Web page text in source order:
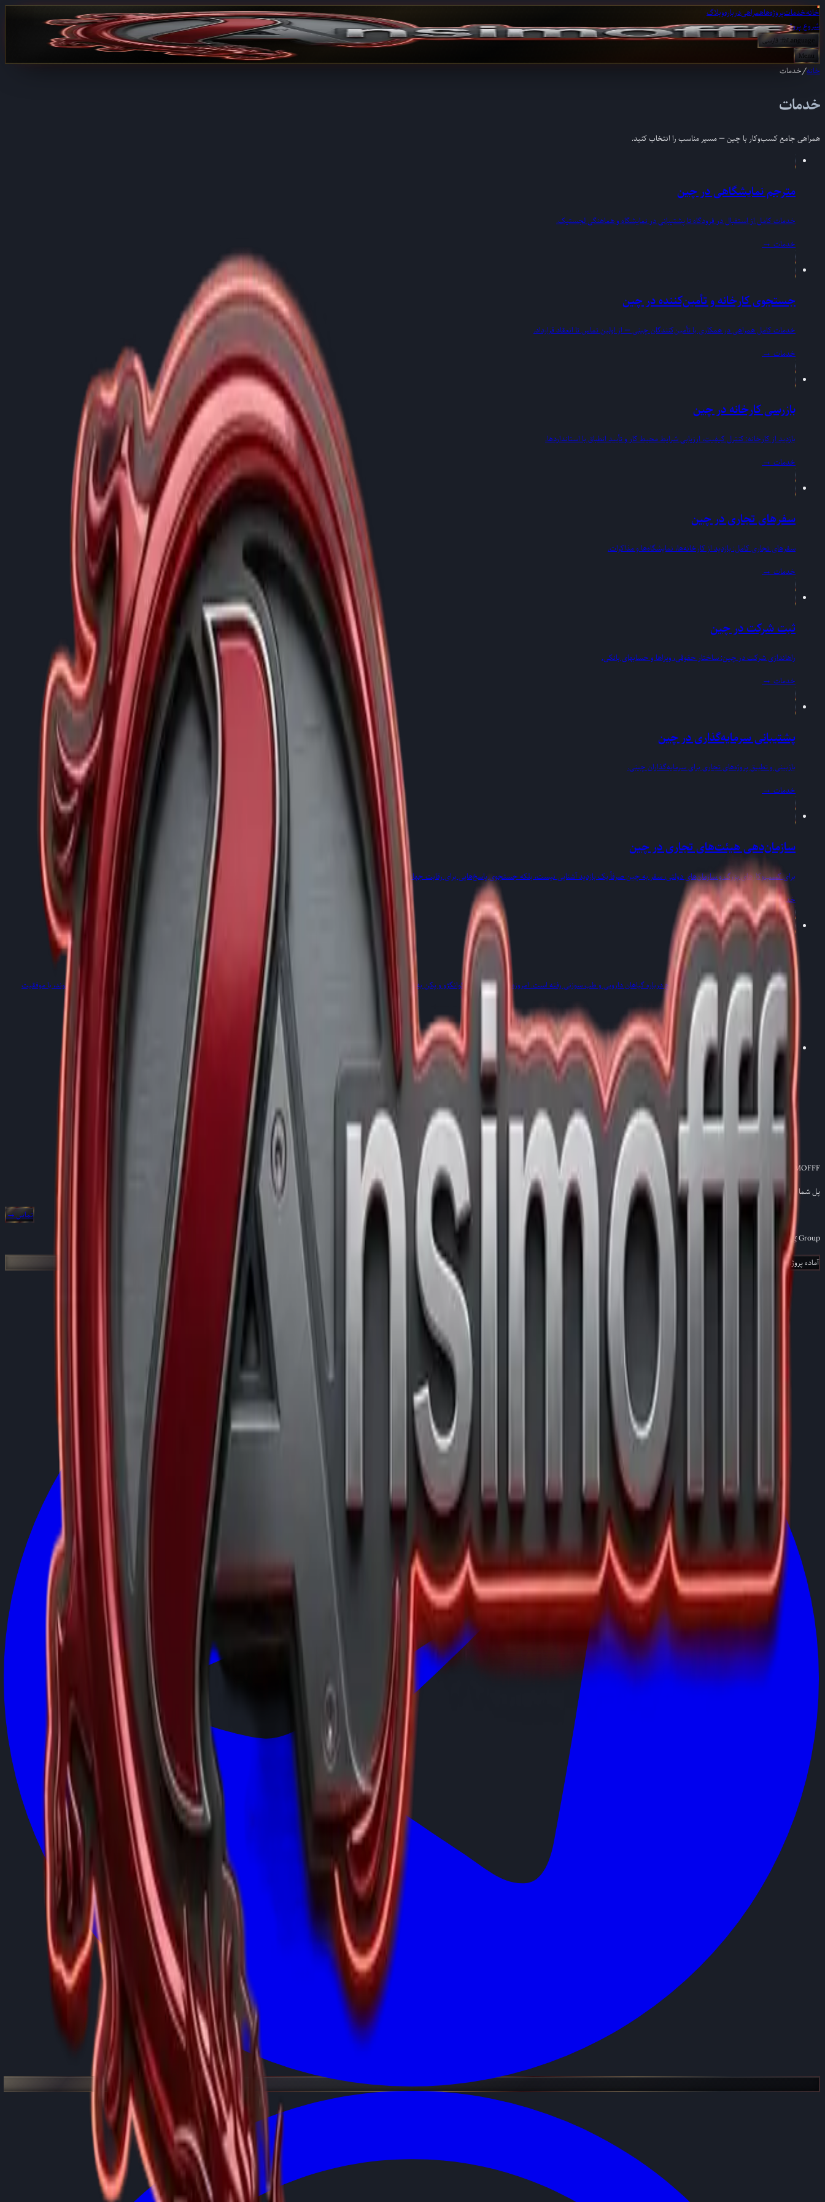
خانهخدماتپروژه‌هاهمراهیدربارهوبلاگ
شروع پروژه
faLanguage:
فارسی
Menu
خانه/خدمات
خدمات
همراهی جامع کسب‌وکار با چین — مسیر مناسب را انتخاب کنید.
مترجم نمایشگاهی در چین
خدمات کامل از استقبال در فرودگاه تا پشتیبانی در نمایشگاه و هماهنگی لجستیک.
خدمات→
جستجوی کارخانه و تأمین‌کننده در چین
خدمات کامل همراهی در همکاری با تأمین‌کنندگان چینی — از اولین تماس تا انعقاد قرارداد.
خدمات→
بازرسی کارخانه در چین
بازدید از کارخانه: کنترل کیفیت، ارزیابی شرایط محیط کار و تأیید انطباق با استانداردها.
خدمات→
سفرهای تجاری در چین
سفرهای تجاری کامل: بازدید از کارخانه‌ها، نمایشگاه‌ها و مذاکرات.
خدمات→
ثبت شرکت در چین
راهاندازی شرکت در چین: ساختار حقوقی، ویزاها و حسابهای بانکی.
خدمات→
پشتیبانی سرمایه‌گذاری در چین
بازبینی و تطبیق پروژه‌های تجاری برای سرمایه‌گذاران چینی.
خدمات→
سازمان‌دهی هیئت‌های تجاری در چین
برای کسب‌وکارهای بزرگ و سازمان‌های دولتی، سفر به چین صرفاً یک بازدید آشنایی نیست، بلکه جستجوی پاسخ‌هایی برای رقابت جهانی، خودکارسازی و استقلال فناورانه است.
خدمات→
همراهی پزشکی در چین
طب چینی مدتهاست که فراتر از تصورات رایج درباره گیاهان دارویی و طب سوزنی رفته است. امروزه شهرهای شِنژن، گوانگژو و پکن به عنوان قطب‌های جهانی بیوتکنولوژی شناخته می‌شوند، جایی که بیماری‌هایی که در سایر کشورها غیرقابل درمان تلقی می‌شوند، با موفقیت
درمان می‌گردند.
→
تورهای خصوصی در چین
خدمات اختصاصی طراحی مسیر سفارشی و تدوین تور شخصی
خدمات→
ANSIMOFFF
پل شما به سمت تجارت موفق در چین.
تماس→
Consulting Group
آماده پروژه